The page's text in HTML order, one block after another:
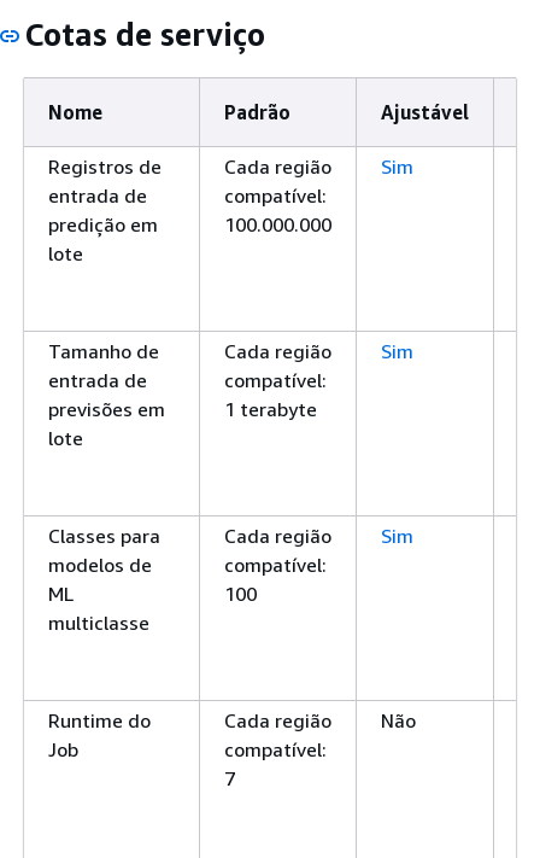
Cotas de serviço
Nome Padrão Ajustável
Registros de
entrada de
predição em
lote
Cada região
compatível:
100.000.000
Sim
Tamanho de
entrada de
previsões em
lote
Cada região
compatível:
1 terabyte
Sim
Classes para
modelos de
ML
multiclasse
Cada região
compatível:
100
Sim
Runtime do
Job
Cada região
compatível:
7
Não